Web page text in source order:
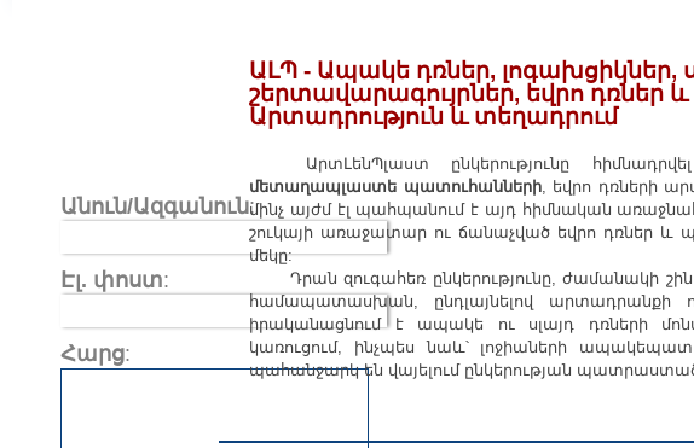
Անուն/Ազգանուն:
Էլ. փոստ:
Հարց:
ԱԼՊ - Ապակե դռներ, լոգախցիկներ,
շերտավարագույրներ, եվրո դռներ
Արտադրություն և տեղադրում
ԱրտԼենՊլաստ ընկերությունը
մետաղապլաստե պատուհանների, եվրո դռների
մինչ այժմ էլ պահպանում է այդ հիմնական
շուկայի առաջատար ու ճանաչված եվրո դռներ և
մեկը:
Դրան զուգահեռ ընկերությունը, ժամանակի
համապատասխան, ընդլայնելով արտադրանքի
իրականացնում է ապակե ու սլայդ դռների
կառուցում, ինչպես նաև՝ լոջիաների
պահանջարկ են վայելում ընկերության